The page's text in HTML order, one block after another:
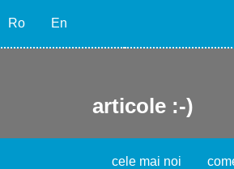
Ro En
articole :-)
cele mai noi